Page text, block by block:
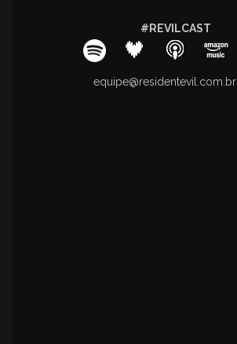
#REVILCAST
equipe@residentevil.com.br